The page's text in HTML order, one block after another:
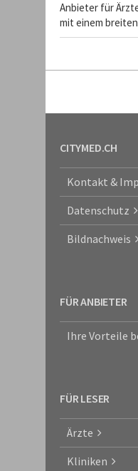
Anbieter für
mit einem
CITYMED.CH
Kontakt &
Datenschutz
Bildnachweis
FÜR ANBIETER
Ihre Vorteile
FÜR LESER
Ärzte
Kliniken